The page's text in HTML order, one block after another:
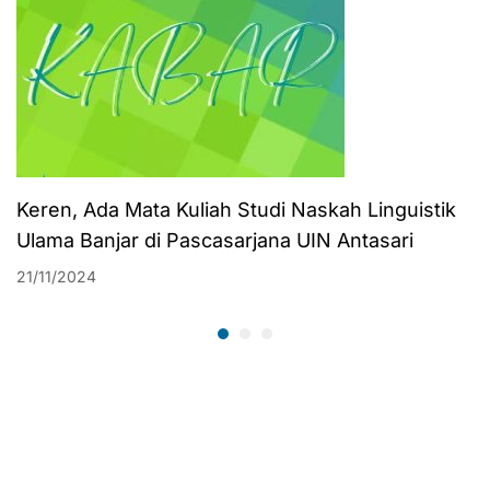
Keren, Ada Mata Kuliah Studi Naskah Linguistik
Ulama Banjar di Pascasarjana UIN Antasari
21/11/2024